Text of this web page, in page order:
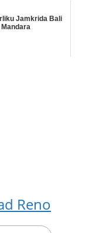
Jamkrida Bali
Mandara
Reno